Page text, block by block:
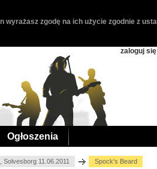
zgodę na ich użycie zgodnie z
zaloguj się
Ogłoszenia
11.06.2011 Spock's Beard